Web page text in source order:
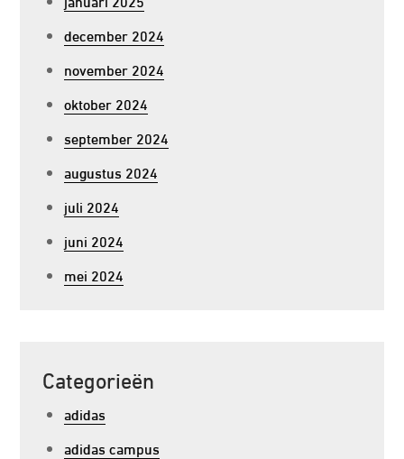
december 2024
november 2024
oktober 2024
september 2024
augustus 2024
juli 2024
juni 2024
mei 2024
Categorieën
adidas
adidas campus